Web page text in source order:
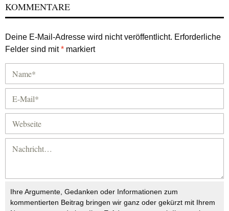
KOMMENTARE
Deine E-Mail-Adresse wird nicht veröffentlicht. Erforderliche
Felder sind mit* markiert
Ihre Argumente, Gedanken oder Informationen zum
kommentierten Beitrag bringen wir ganz oder gekürzt mit Ihrem